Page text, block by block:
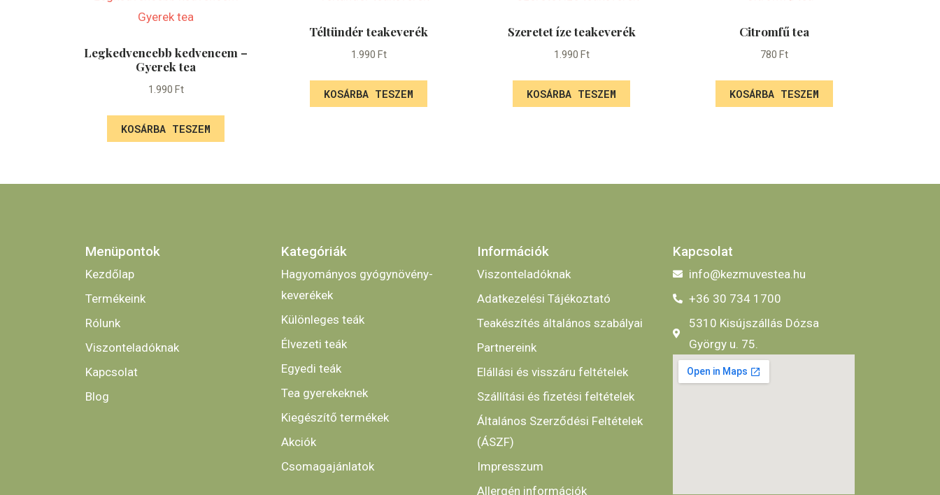
Legkedvencebb kedvencem –
Gyerek tea
1.990 Ft
KOSÁRBA TESZEM
Téltündér teakeverék
1.990 Ft
KOSÁRBA TESZEM
Szeretet íze teakeverék
1.990 Ft
KOSÁRBA TESZEM
Citromfű tea
780 Ft
KOSÁRBA TESZEM
Menüpontok
Kezdőlap
Termékeink
Rólunk
Viszonteladóknak
Kapcsolat
Blog
Kategóriák
Hagyományos gyógynövény-
keverékek
Különleges teák
Élvezeti teák
Egyedi teák
Tea gyerekeknek
Kiegészítő termékek
Akciók
Csomagajánlatok
Információk
Viszonteladóknak
Adatkezelési Tájékoztató
Teakészítés általános szabályai
Partnereink
Elállási és visszáru feltételek
Szállítási és fizetési feltételek
Általános Szerződési Feltételek
(ÁSZF)
Impresszum
Allergén információk
Kapcsolat
info@kezmuvestea.hu
+36 30 734 1700
5310 Kisújszállás Dózsa
György u. 75.